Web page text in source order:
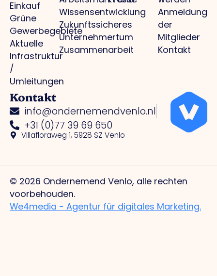
Einkauf
Grüne
Gewerbegebiete
Aktuelle
Infrastruktur
/
Umleitungen
Wissensentwicklung
Zukunftssicheres
Unternehmertum
Zusammenarbeit
Anmeldung
der
Mitglieder
Kontakt
Kontakt
info@ondernemendvenlo.nl
+31 (0)77 39 69 650
Villafloraweg 1, 5928 SZ Venlo
© 2026 Ondernemend Venlo, alle rechten
voorbehouden.
We4media - Agentur für digitales Marketing.